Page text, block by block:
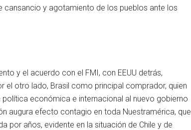
cansancio y agotamiento de los pueblos ante los
y el acuerdo con el FMI, con EEUU detrás,
el otro lado, Brasil como principal comprador, quien
económica e internacional al nuevo gobierno
augura efecto contagio en toda Nuestramérica, que
por años, evidente en la situación de Chile y de